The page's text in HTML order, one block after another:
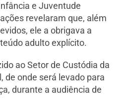
e Juventude
revelaram que, além
ele a obrigava a
adulto explícito.
ao Setor de Custódia da
de onde será levado para
durante a audiência de